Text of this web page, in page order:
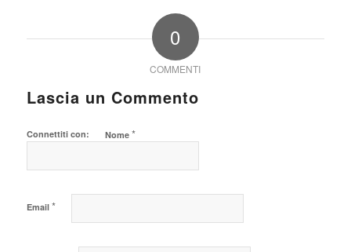
0
COMMENTI
Lascia un Commento
Connettiti con: Nome *
Email *